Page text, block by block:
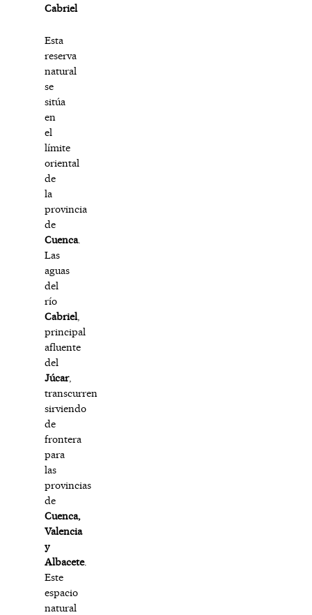
Cabriel
Esta
reserva
natural
se
sitúa
en
el
límite
oriental
de
la
provincia
de
Cuenca.
Las
aguas
del
río
Cabriel,
principal
afluente
del
Júcar,
transcurren
sirviendo
de
frontera
para
las
provincias
de
Cuenca,
Valencia
y
Albacete.
Este
espacio
natural